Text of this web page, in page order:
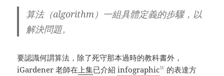
算法（algorithm）一組具體定義的步驟，以
解決問題。
要認識何謂算法，除了死守那本過時的教科書外，
iGardener 老師在上集已介紹infographicW 的表達方